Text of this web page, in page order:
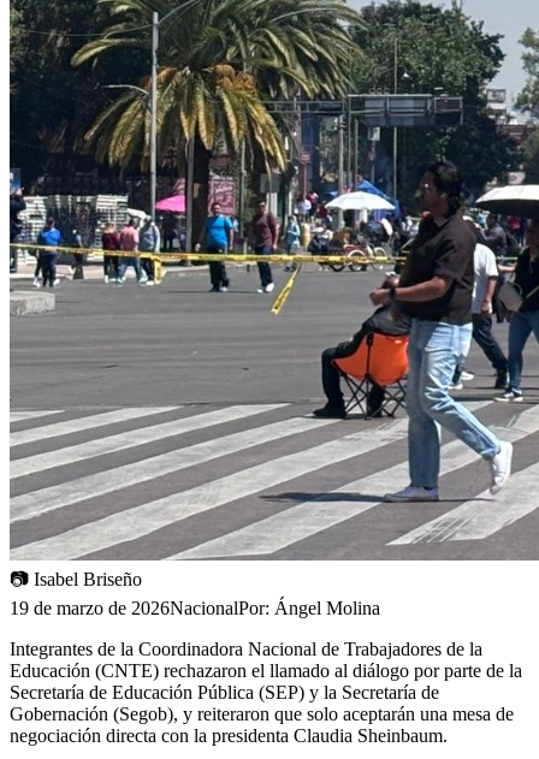
📷 Isabel Briseño
19 de marzo de 2026NacionalPor: Ángel Molina
Integrantes de la Coordinadora Nacional de Trabajadores de la
Educación (CNTE) rechazaron el llamado al diálogo por parte de la
Secretaría de Educación Pública (SEP) y la Secretaría de
Gobernación (Segob), y reiteraron que solo aceptarán una mesa de
negociación directa con la presidenta Claudia Sheinbaum.